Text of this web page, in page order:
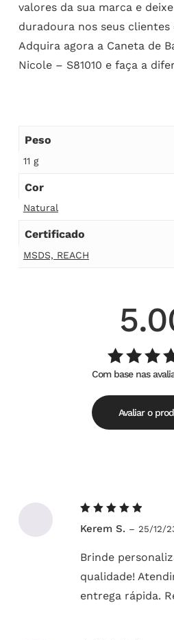
valores da sua marca e
duradoura nos seus clientes
Adquira agora a Caneta de
Nicole – S81010 e faça a
Peso
11 g
Cor
Natural
Certificado
MSDS, REACH
5.00
5
Com base nas
Avaliar o
5de 5
Kerem S. – 25/12/
Brinde
qualidade!
entrega rápida.